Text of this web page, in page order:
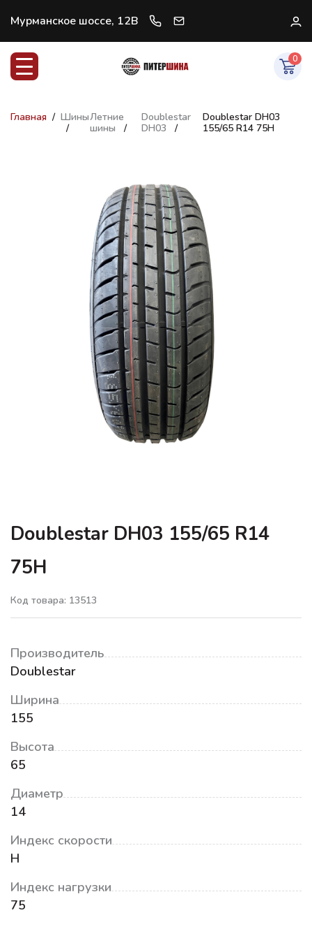
Мурманское шоссе, 12В +7 (812) 997-07-47
0
Главная ШиныЛетние
шины
Doublestar
DH03
Doublestar DH03
155/65 R14 75H
Doublestar DH03 155/65 R14
75H
Код товара: 13513
Производитель
Doublestar
Ширина
155
Высота
65
Диаметр
14
Индекс скорости
H
Индекс нагрузки
75